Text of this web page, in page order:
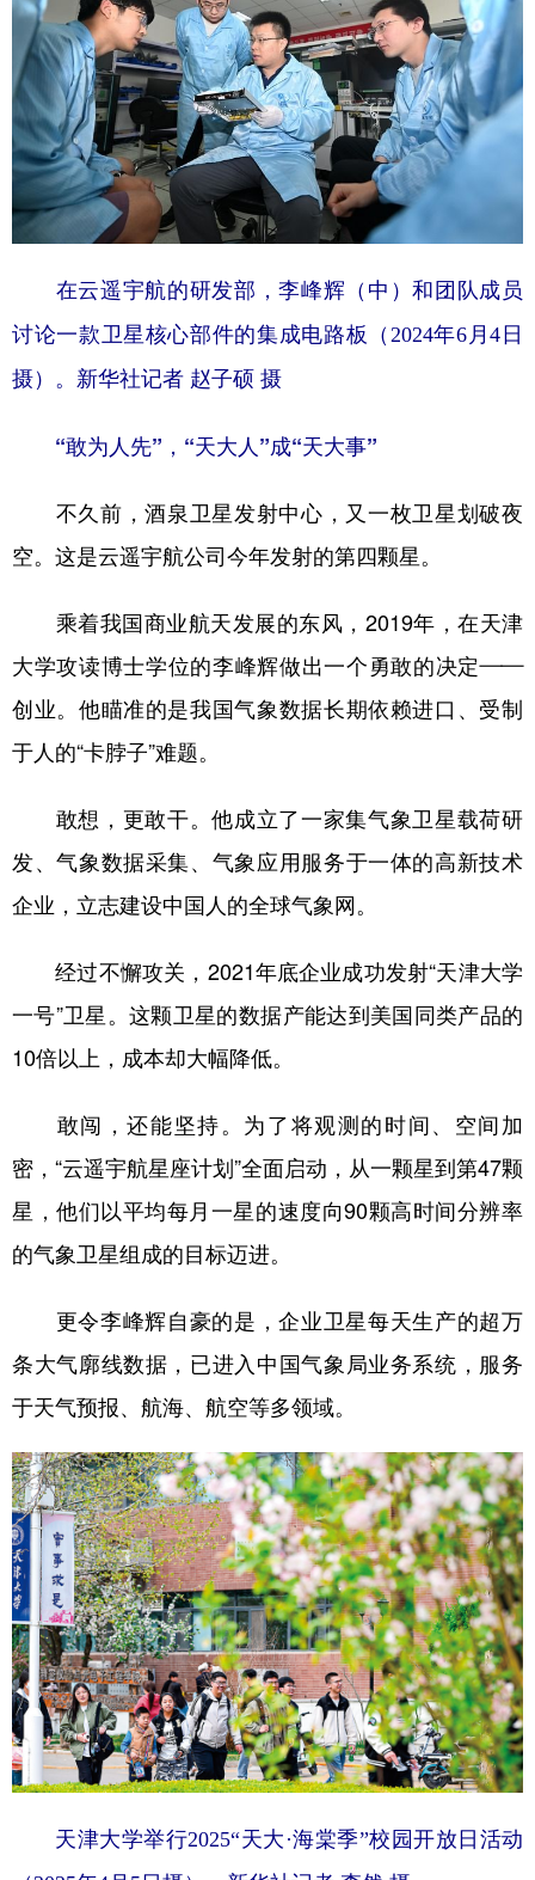
在云遥宇航的研发部，李峰辉（中）和团队成员
讨论一款卫星核心部件的集成电路板（2024年6月4日
摄）。新华社记者 赵子硕 摄
“敢为人先”，“天大人”成“天大事”
不久前，酒泉卫星发射中心，又一枚卫星划破夜
空。这是云遥宇航公司今年发射的第四颗星。
乘着我国商业航天发展的东风，2019年，在天津
大学攻读博士学位的李峰辉做出一个勇敢的决定——
创业。他瞄准的是我国气象数据长期依赖进口、受制
于人的“卡脖子”难题。
敢想，更敢干。他成立了一家集气象卫星载荷研
发、气象数据采集、气象应用服务于一体的高新技术
企业，立志建设中国人的全球气象网。
经过不懈攻关，2021年底企业成功发射“天津大学
一号”卫星。这颗卫星的数据产能达到美国同类产品的
10倍以上，成本却大幅降低。
敢闯，还能坚持。为了将观测的时间、空间加
密，“云遥宇航星座计划”全面启动，从一颗星到第47颗
星，他们以平均每月一星的速度向90颗高时间分辨率
的气象卫星组成的目标迈进。
更令李峰辉自豪的是，企业卫星每天生产的超万
条大气廓线数据，已进入中国气象局业务系统，服务
于天气预报、航海、航空等多领域。
天津大学举行2025“天大·海棠季”校园开放日活动